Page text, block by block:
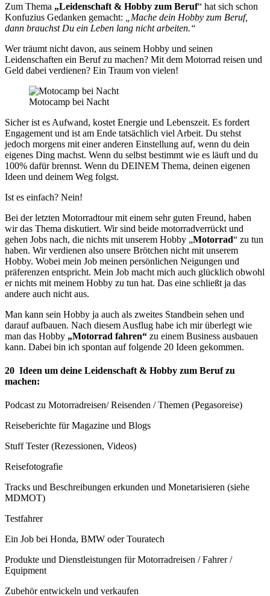
Zum Thema „Leidenschaft & Hobby zum Beruf“ hat sich schon
Konfuzius Gedanken gemacht:
„Mache dein Hobby zum Beruf,
dann brauchst Du ein Leben lang nicht arbeiten.“
Wer träumt nicht davon, aus seinem Hobby und seinen
Leidenschaften ein Beruf zu machen? Mit dem Motorrad reisen und
Geld dabei verdienen? Ein Traum von vielen!
Motocamp bei Nacht
Sicher ist es Aufwand, kostet Energie und Lebenszeit. Es fordert
Engagement und ist am Ende tatsächlich viel Arbeit. Du stehst
jedoch morgens mit einer anderen Einstellung auf, wenn du dein
eigenes Ding machst. Wenn du selbst bestimmt wie es läuft und du
100% dafür brennst. Wenn du DEINEM Thema, deinen eigenen
Ideen und deinem Weg folgst.
Ist es einfach? Nein!
Bei der letzten Motorradtour mit einem sehr guten Freund, haben
wir das Thema diskutiert. Wir sind beide motorradverrückt und
gehen Jobs nach, die nichts mit unserem Hobby „Motorrad“ zu tun
haben. Wir verdienen also unsere Brötchen nicht mit unserem
Hobby. Wobei mein Job meinen persönlichen Neigungen und
präferenzen entspricht. Mein Job macht mich auch glücklich obwohl
er nichts mit meinem Hobby zu tun hat. Das eine schließt ja das
andere auch nicht aus.
Man kann sein Hobby ja auch als zweites Standbein sehen und
darauf aufbauen. Nach diesem Ausflug habe ich mir überlegt wie
man das Hobby „Motorrad fahren“ zu einem Business ausbauen
kann. Dabei bin ich spontan auf folgende 20 Ideen gekommen.
20 Ideen um deine Leidenschaft & Hobby zum Beruf zu
machen:
Podcast zu Motorradreisen/ Reisenden / Themen (Pegasoreise)
Reiseberichte für Magazine und Blogs
Stuff Tester (Rezessionen, Videos)
Reisefotografie
Tracks und Beschreibungen erkunden und Monetarisieren (siehe
MDMOT)
Testfahrer
Ein Job bei Honda, BMW oder Touratech
Produkte und Dienstleistungen für Motorradreisen / Fahrer /
Equipment
Zubehör entwickeln und verkaufen